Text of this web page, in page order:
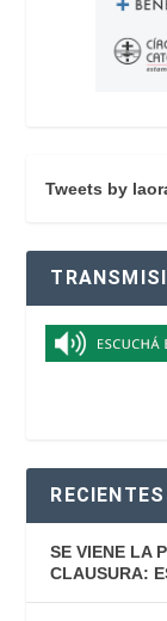
Tweets by
RECIENTES
SE VIENE LA
CLAUSURA: